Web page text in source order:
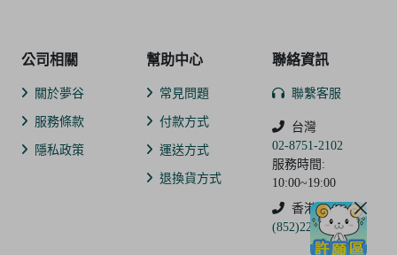
公司相關
關於夢谷
服務條款
隱私政策
幫助中心
常見問題
付款方式
運送方式
退換貨方式
聯絡資訊
聯繫客服
台灣
02-8751-2102
服務時間:
10:00~19:00
香港
(852)2250-9311